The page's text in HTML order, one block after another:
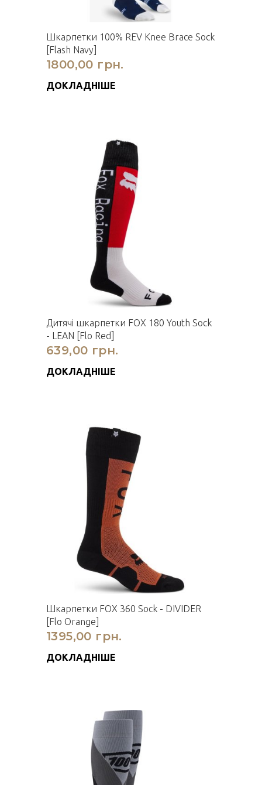
Шкарпетки 100% REV Knee Brace Sock
[Flash Navy]
1800,00 грн.
ДОКЛАДНІШЕ
Дитячі шкарпетки FOX 180 Youth Sock
- LEAN [Flo Red]
639,00 грн.
ДОКЛАДНІШЕ
Шкарпетки FOX 360 Sock - DIVIDER
[Flo Orange]
1395,00 грн.
ДОКЛАДНІШЕ